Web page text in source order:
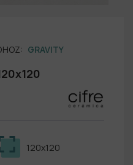
GRAVITY
120x120